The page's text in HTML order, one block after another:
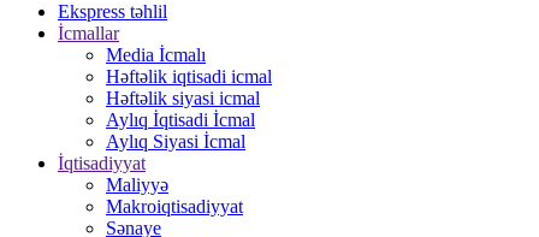
Ekspress təhlil
İcmallar
Media İcmalı
Həftəlik iqtisadi icmal
Həftəlik siyasi icmal
Aylıq İqtisadi İcmal
Aylıq Siyasi İcmal
İqtisadiyyat
Maliyyə
Makroiqtisadiyyat
Sənaye